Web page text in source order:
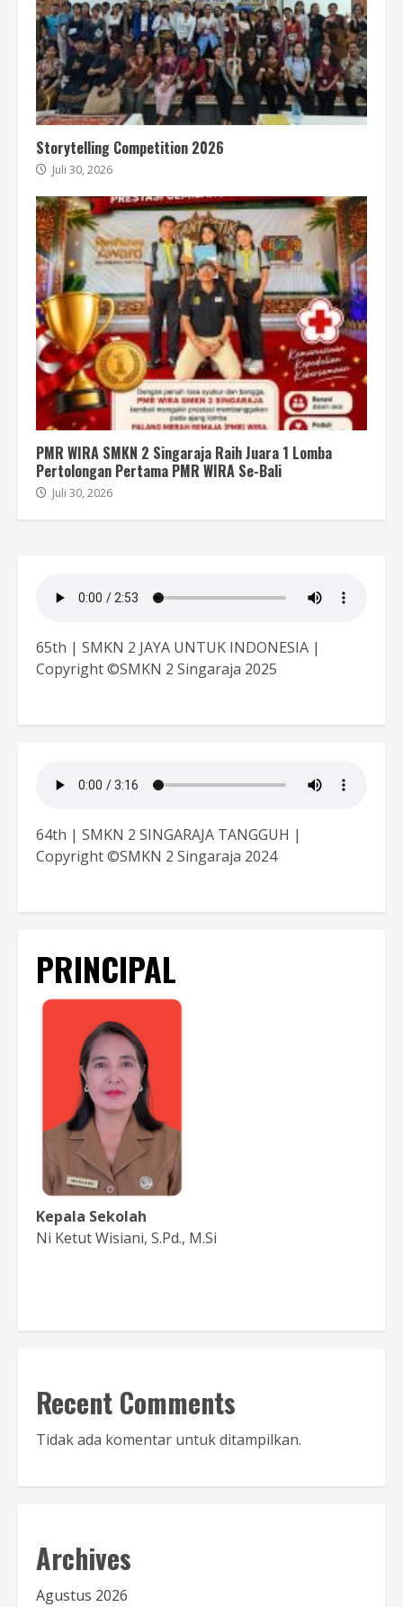
Storytelling Competition 2026
Juli 30, 2026
PMR WIRA SMKN 2 Singaraja Raih Juara 1 Lomba
Pertolongan Pertama PMR WIRA Se-Bali
Juli 30, 2026
65th | SMKN 2 JAYA UNTUK INDONESIA |
Copyright ©SMKN 2 Singaraja 2025
64th | SMKN 2 SINGARAJA TANGGUH |
Copyright ©SMKN 2 Singaraja 2024
PRINCIPAL
Kepala Sekolah
Ni Ketut Wisiani, S.Pd., M.Si
Recent Comments
Tidak ada komentar untuk ditampilkan.
Archives
Agustus 2026